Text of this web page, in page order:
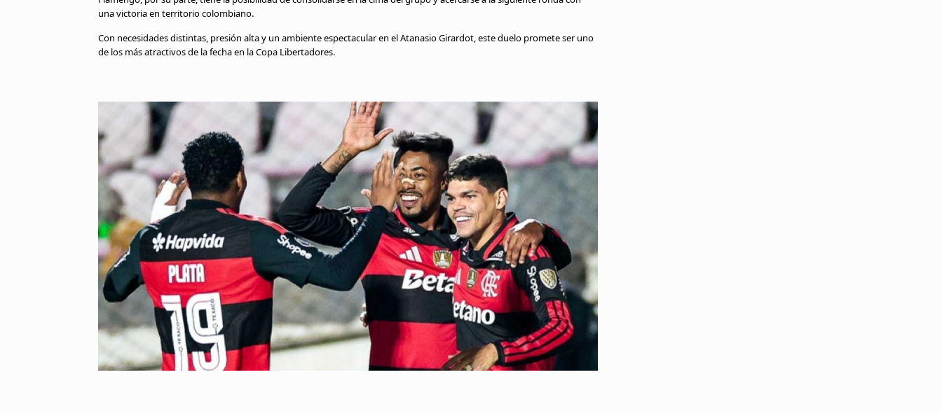
una victoria en territorio colombiano.
Con necesidades distintas, presión alta y un ambiente espectacular en el Atanasio Girardot, este duelo promete ser uno
de los más atractivos de la fecha en la Copa Libertadores.